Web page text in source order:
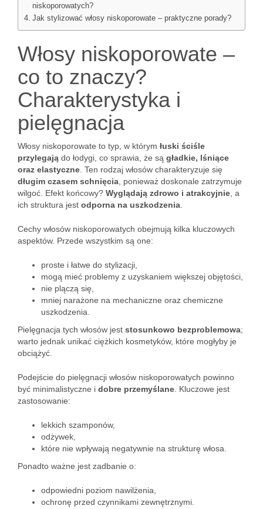
niskoporowatych?
Jak stylizować włosy niskoporowate – praktyczne porady?
Włosy niskoporowate –
co to znaczy?
Charakterystyka i
pielęgnacja
Włosy niskoporowate to typ, w którym łuski ściśle
przylegają do łodygi, co sprawia, że są gładkie, lśniące
oraz elastyczne . Ten rodzaj włosów charakteryzuje się
długim czasem schnięcia , ponieważ doskonale zatrzymuje
wilgoć. Efekt końcowy? Wyglądają zdrowo i atrakcyjnie , a
ich struktura jest odporna na uszkodzenia
Cechy włosów niskoporowatych obejmują kilka kluczowych
aspektów. Przede wszystkim są one:
proste i łatwe do stylizacji,
mogą mieć problemy z uzyskaniem większej objętości,
nie plączą się,
mniej narażone na mechaniczne oraz chemiczne
uszkodzenia.
Pielęgnacja tych włosów jest stosunkowo bezproblemowa;
warto jednak unikać ciężkich kosmetyków, które mogłyby je
obciążyć.
Podejście do pielęgnacji włosów niskoporowatych powinno
być minimalistyczne i dobre przemyślane . Kluczowe jest
zastosowanie:
lekkich szamponów,
odżywek,
które nie wpływają negatywnie na strukturę włosa.
Ponadto ważne jest zadbanie o:
odpowiedni poziom nawilżenia,
ochronę przed czynnikami zewnętrznymi.